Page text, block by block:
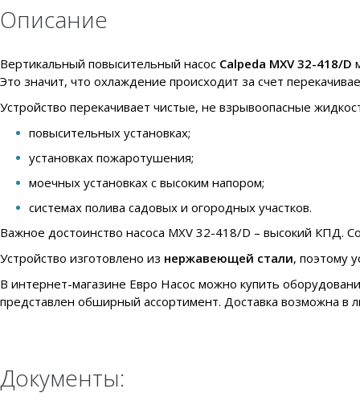
Описание
Вертикальный повысительный насос Calpeda MXV 32-418/D
Это значит, что охлаждение происходит за счет
Устройство перекачивает чистые, не взрывоопасные
повысительных установках;
установках пожаротушения;
моечных установках с высоким напором;
системах полива садовых и огородных участков.
Важное достоинство насоса MXV 32-418/D – высокий КПД.
Устройство изготовлено из нержавеющей стали, поэтому
В интернет-магазине Евро Насос можно купить
представлен обширный ассортимент. Доставка возможна в
Документы: